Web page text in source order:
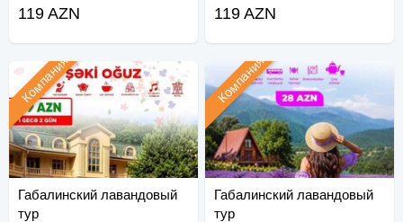
119 AZN 119 AZN
Габалинский лавандовый
тур
Компания
Габалинский лавандовый
тур
Компания